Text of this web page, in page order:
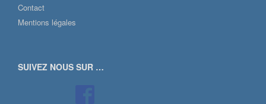
Contact
Mentions légales
SUIVEZ NOUS SUR …